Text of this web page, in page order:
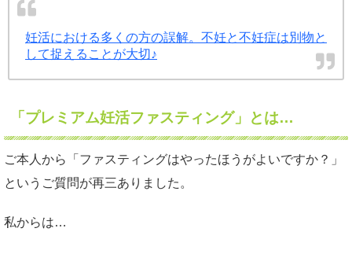
妊活における多くの方の誤解。不妊と不妊症は別物と
して捉えることが大切♪
「プレミアム妊活ファスティング」とは…
ご本人から「ファスティングはやったほうがよいですか？」
というご質問が再三ありました。
私からは…